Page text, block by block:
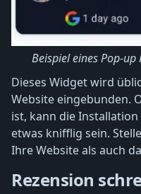
Beispiel eines Pop-up
Dieses Widget wird
Website eingebunden.
ist, kann die
etwas knifflig sein.
Ihre Website als auch
Rezension